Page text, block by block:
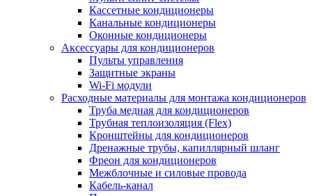
Кассетные кондиционеры
Канальные кондиционеры
Оконные кондиционеры
Аксессуары для кондиционеров
Пульты управления
Защитные экраны
Wi-Fi модули
Расходные материалы для монтажа кондиционеров
Труба медная для кондиционеров
Трубная теплоизоляция (Flex)
Кронштейны для кондиционеров
Дренажные трубы, капиллярный шланг
Фреон для кондиционеров
Межблочные и силовые провода
Кабель-канал